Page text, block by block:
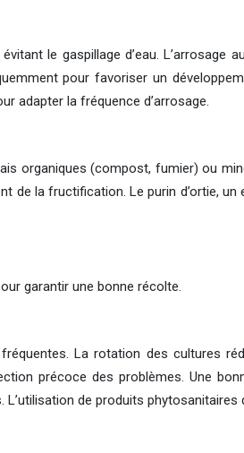
le gaspillage d’eau. L’arrosage
pour favoriser un
adapter la fréquence d’arrosage.
organiques (compost, fumier) ou
de la fructification. Le purin d’ortie,
garantir une bonne récolte.
La rotation des cultures
précoce des problèmes. Une
de produits